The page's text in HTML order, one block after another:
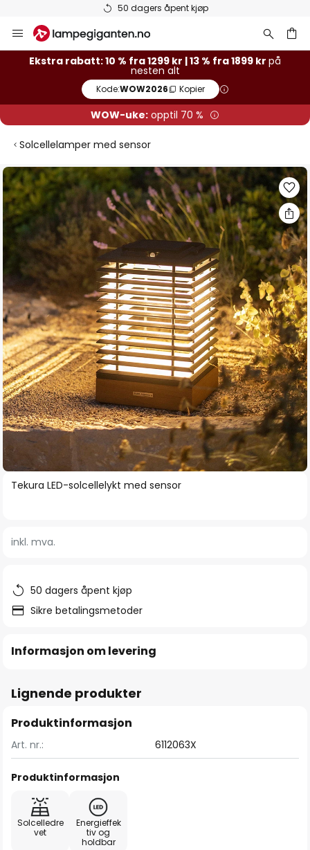
50 dagers åpent kjøp
Hopp
til
innhold
Ekstra rabatt: 10 % fra 1299 kr | 13 % fra 1899 kr på
nesten alt
Kode:WOW2026 Kopier
WOW-uke: opptil 70 %
Solcellelamper med sensor
Gå
til
slutten
av
bildegalleri
Gå
bildegalleri
Tekura LED-solcellelykt med sensor
inkl. mva.
50 dagers åpent kjøp
Sikre betalingsmetoder
Informasjon om levering
Lignende produkter
Produktinformasjon
Art. nr.: 6112063X
Produktinformasjon
Solcelledre
vet
Energieffek
tiv og
holdbar